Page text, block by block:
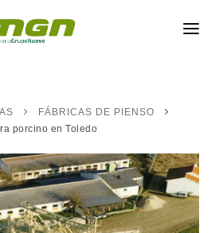
FÁBRICAS DE PIENSO
porcino en Toledo